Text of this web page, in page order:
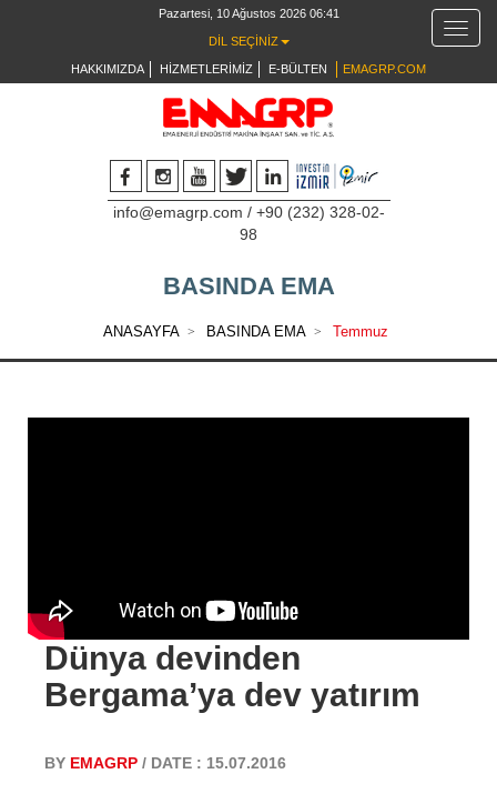
Toggle
Pazartesi, 10 Ağustos 2026 06:41
DİL SEÇİNİZ
HAKKIMIZDA HİZMETLERİMİZ E-BÜLTEN EMAGRP.COM
info@emagrp.com / +90 (232) 328-02-
98
BASINDA EMA
ANASAYFA BASINDA EMA Temmuz
Dünya devinden
Bergama’ya dev yatırım
BY EMAGRP / DATE : 15.07.2016